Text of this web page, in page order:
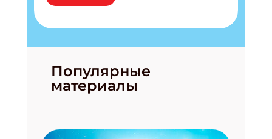
Популярные
материалы